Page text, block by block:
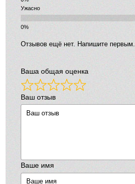
Ужасно
Отзывов ещё нет. Напишите первым.
Ваша общая оценка
Ваш отзыв
Ваше имя